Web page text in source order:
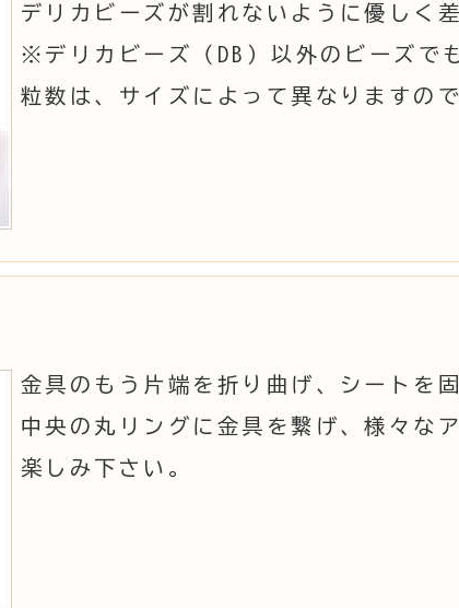
デリカビーズが割れないように優しく
※デリカビーズ（DB）以外のビーズで
粒数は、サイズによって異なりますの
金具のもう片端を折り曲げ、シートを
中央の丸リングに金具を繋げ、様々な
楽しみ下さい。